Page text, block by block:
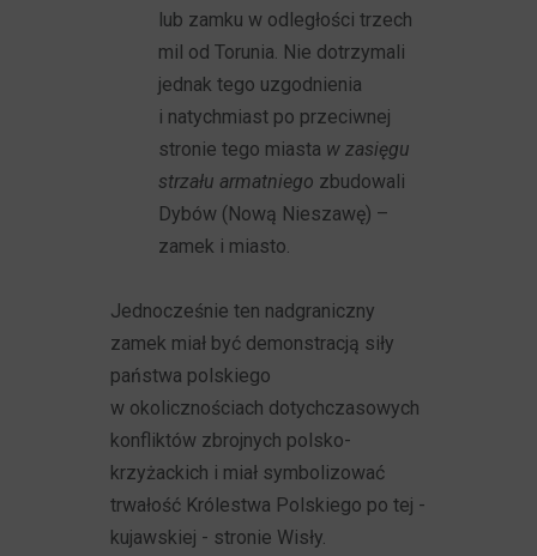
lub zamku w odległości trzech
mil od Torunia. Nie dotrzymali
jednak tego uzgodnienia
i natychmiast po przeciwnej
stronie tego miasta w zasięgu
strzału armatniego zbudowali
Dybów (Nową Nieszawę) –
zamek i miasto.
Jednocześnie ten nadgraniczny
zamek miał być demonstracją siły
państwa polskiego
w okolicznościach dotychczasowych
konfliktów zbrojnych polsko-
krzyżackich i miał symbolizować
trwałość Królestwa Polskiego po tej -
kujawskiej - stronie Wisły.